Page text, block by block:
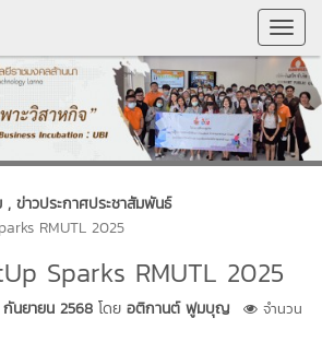
, ข่าวประกาศประชาสัมพันธ์
RMUTL 2025
Sparks RMUTL 2025
นยายน 2568 โดย อติกานต์ ฟูมบุญ
จำนวน